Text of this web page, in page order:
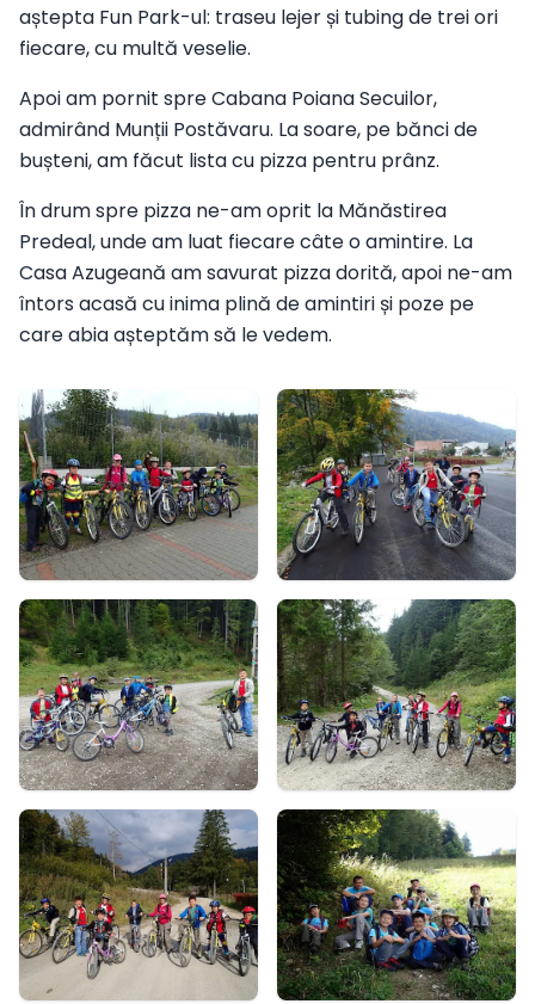
aștepta Fun Park-ul: traseu lejer și tubing de trei ori
fiecare, cu multă veselie.
Apoi am pornit spre Cabana Poiana Secuilor,
admirând Munții Postăvaru. La soare, pe bănci de
bușteni, am făcut lista cu pizza pentru prânz.
În drum spre pizza ne-am oprit la Mănăstirea
Predeal, unde am luat fiecare câte o amintire. La
Casa Azugeană am savurat pizza dorită, apoi ne-am
întors acasă cu inima plină de amintiri și poze pe
care abia așteptăm să le vedem.